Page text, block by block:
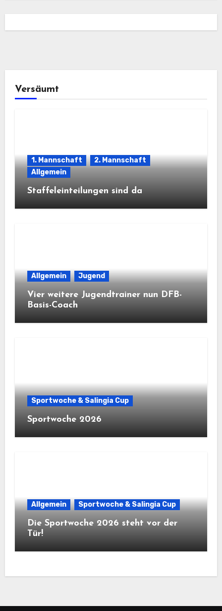
Versäumt
1. Mannschaft
2. Mannschaft
Allgemein
Staffeleinteilungen sind da
Allgemein Jugend
Vier weitere Jugendtrainer nun DFB-
Basis-Coach
Sportwoche & Salingia Cup
Sportwoche 2026
Allgemein Sportwoche & Salingia Cup
Die Sportwoche 2026 steht vor der
Tür!